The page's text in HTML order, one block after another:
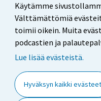
Käytämme
Välttämättömiä
toimii oikein. Muita
podcastien ja
Lue lisää evästeistä.
Hyväksyn kaikki evästeet
Palaute
Käyttöehdot
Saavutettavuus
Tietoa sivustosta